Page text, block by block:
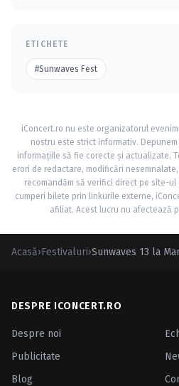
ETICHETE
#Sunwaves Fest
iConcert.ro nu este organizatorul
nostru este strict informativ.
informațiile să fie corecte și actualizate.
erori de redactare, modificări
recomandăm să verifici direct pe site-
cumperi bilete prin linkurile externe,
afiliat. Acest lucru nu afectează
Acasă›Festivaluri›Sunwaves 13 la
DESPRE ICONCERT.RO
Despre noi
Publicitate
Blog